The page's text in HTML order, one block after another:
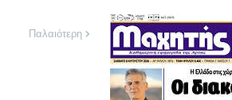
Παλαιότερη